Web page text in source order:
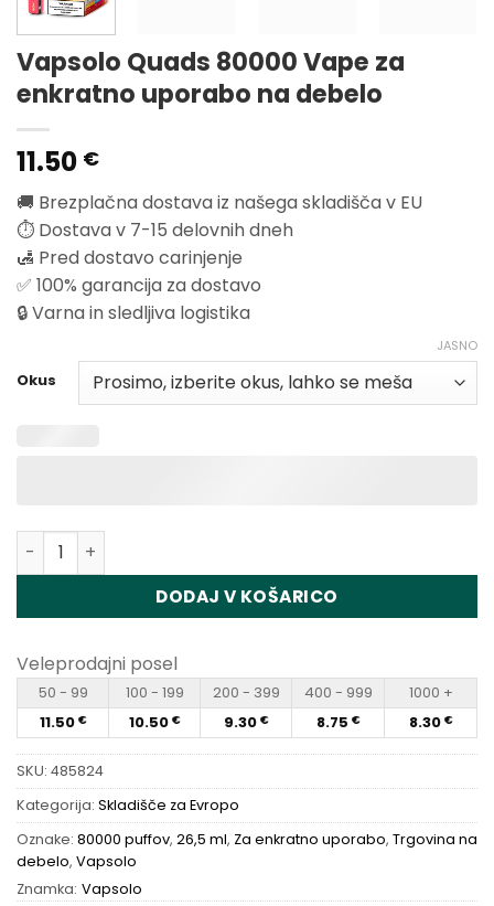
Vapsolo Quads 80000 Vape za
enkratno uporabo na debelo
11.50 €
🚚 Brezplačna dostava iz našega skladišča v EU
⏱️ Dostava v 7-15 delovnih dneh
🛃 Pred dostavo carinjenje
✅ 100% garancija za dostavo
🔒 Varna in sledljiva logistika
Okus
JASNO
Količina Vapsolo Quads 80000 Disposable Vape
DODAJ V KOŠARICO
Veleprodajni posel
50 - 99 100 - 199 200 - 399 400 - 999
1000 +
11.50 € 10.50 € 9.30 € 8.75 € 8.30 €
SKU: 485824
Kategorija: Skladišče za Evropo
Oznake: 80000 puffov, 26,5 ml, Za enkratno uporabo, Trgovina na
debelo, Vapsolo
Znamka: Vapsolo